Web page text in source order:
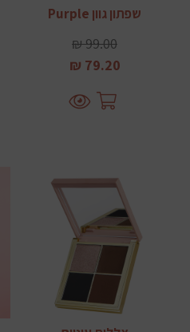
שפתון גוון Purple
99.00 ₪
79.20 ₪